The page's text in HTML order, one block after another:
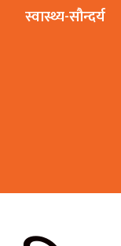
स्वास्थ्य-सौन्दर्य